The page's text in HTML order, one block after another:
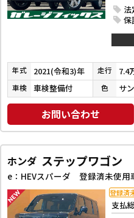
法
保
年式 2021(令和3)年 走行 7.4
車検 車検整備付 色
お問い合わせ
ホンダ ステップワゴン
支払
登録済